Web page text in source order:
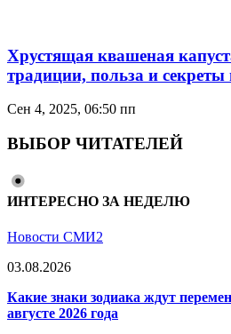
Хрустящая квашеная
традиции, польза и секреты
Сен 4, 2025, 06:50 пп
ВЫБОР ЧИТАТЕЛЕЙ
ИНТЕРЕСНО ЗА НЕДЕЛЮ
Новости СМИ2
03.08.2026
Какие знаки зодиака ждут
августе 2026 года